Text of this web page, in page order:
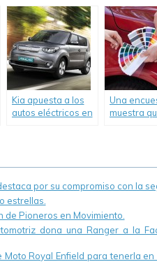
cubrió 175.000 Km
cero emsión
durante la COP21
quienes
necesitan.
Kia apuesta a los
autos eléctricos en
Una
muestra
por su compromiso con la
estrellas.
Pioneros en Movimiento.
dona una Ranger a la
Royal Enfield para tenerla